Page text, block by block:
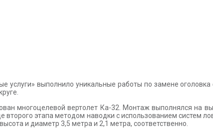
услуги» выполнило уникальные работы по замене
многоцелевой вертолет Ка-32. Монтаж выполнялся на
второго этапа методом наводки с использованием систем
и диаметр 3,5 метра и 2,1 метра, соответственно.